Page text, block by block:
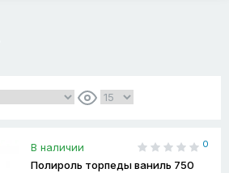
В наличии 0
Полироль торпеды ваниль 750